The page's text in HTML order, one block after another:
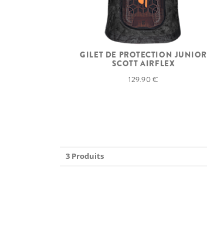
GILET DE PROTECTION JUNIOR
SCOTT AIRFLEX
129.90 €
3 Produits